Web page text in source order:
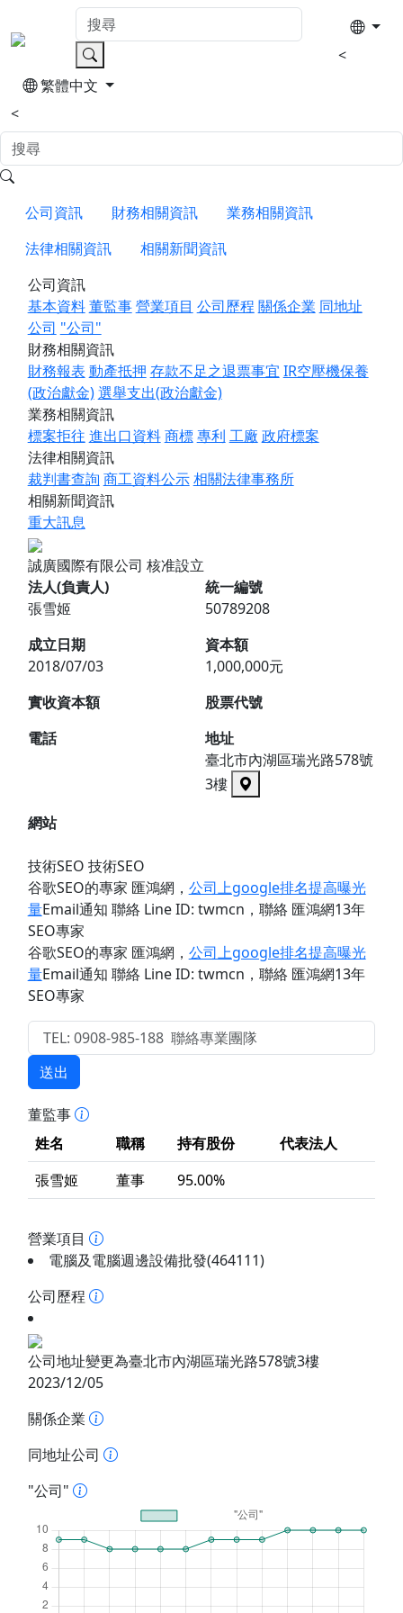
<
繁體中文
<
公司資訊 財務相關資訊
業務相關資訊
法律相關資訊
相關新聞資訊
公司資訊
基本資料董監事營業項目 公司歷程 關係企業 同地址
公司 "公司"
財務相關資訊
財務報表 動產抵押 存款不足之退票事宜 IR空壓機保養
(政治獻金)選舉支出(政治獻金)
業務相關資訊
標案拒往 進出口資料商標專利 工廠 政府標案
法律相關資訊
裁判書查詢 商工資料公示相關法律事務所
相關新聞資訊
重大訊息
誠廣國際有限公司 核准設立
法人(負責人)
張雪姬
統一編號
50789208
成立日期
2018/07/03
資本額
1,000,000元
實收資本額
股票代號
電話
地址
臺北市內湖區瑞光路578號
3樓
網站
技術SEO 技術SEO
谷歌SEO的專家 匯鴻網 ， 公司上google排名提高曝光
量Email通知 聯絡 Line ID: twmcn ，聯絡 匯鴻網13年
SEO專家
谷歌SEO的專家 匯鴻網 ， 公司上google排名提高曝光
量Email通知 聯絡 Line ID: twmcn ，聯絡 匯鴻網13年
SEO專家
送出
董監事
姓名
職稱 持有股份
代表法人
張雪姬
董事 95.00%
營業項目
電腦及電腦週邊設備批發(464111)
公司歷程
公司地址變更為臺北市內湖區瑞光路578號3樓
2023/12/05
關係企業
同地址公司
"公司"